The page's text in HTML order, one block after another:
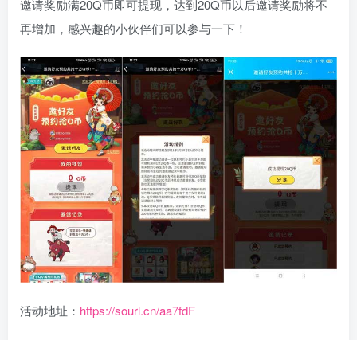
邀请奖励满20Q币即可提现，达到20Q币以后邀请奖励将不
再增加，感兴趣的小伙伴们可以参与一下！
活动地址： https://sourl.cn/aa7fdF